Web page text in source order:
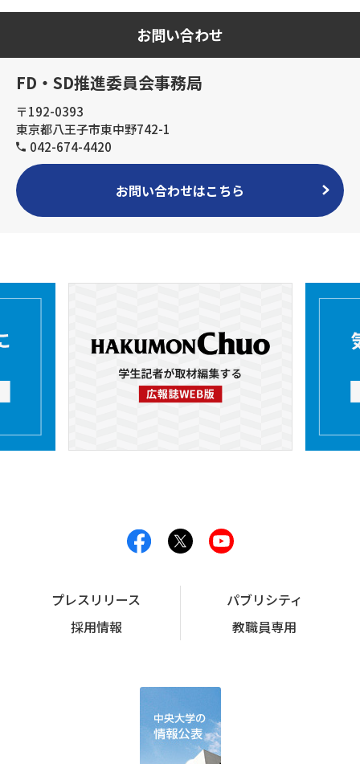
お問い合わせ
FD・SD推進委員会事務局
〒192-0393
東京都八王子市東中野742-1
042-674-4420
お問い合わせはこちら
プレスリリース
パブリシティ
採用情報
教職員専用